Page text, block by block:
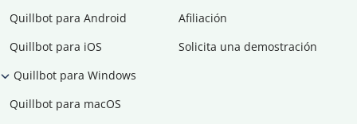
Quillbot para Android
Quillbot para iOS
Quillbot para Windows
Quillbot para macOS
Afiliación
Solicita una demostración